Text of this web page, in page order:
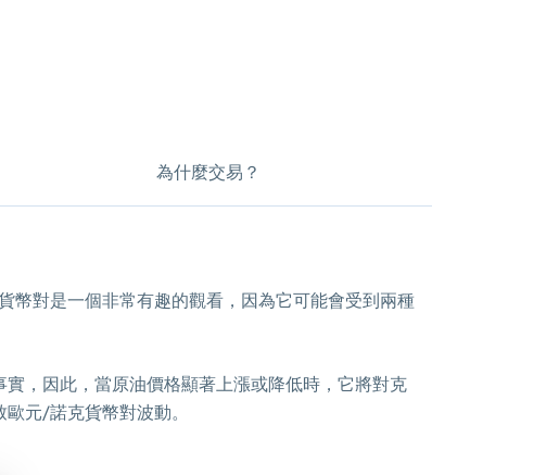
為什麼交易？
幣對是一個非常有趣的觀看，因為它可能會受到兩種
，因此，當原油價格顯著上漲或降低時，它將對克
元/諾克貨幣對波動。